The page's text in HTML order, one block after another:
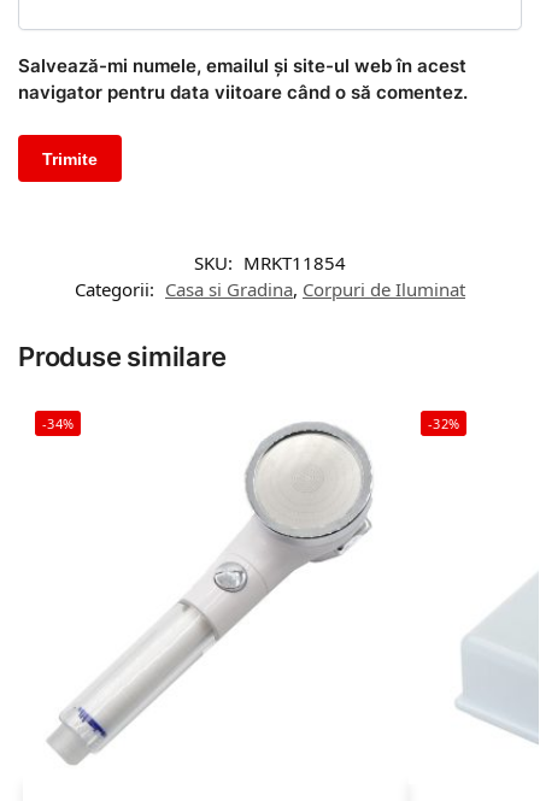
Salvează-mi numele, emailul și site-ul web în acest
navigator pentru data viitoare când o să comentez.
SKU: MRKT11854
Categorii: Casa si Gradina, Corpuri de Iluminat
Produse similare
-34% -32%